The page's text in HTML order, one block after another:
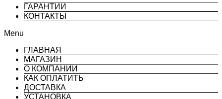
ГАРАНТИИ
КОНТАКТЫ
Menu
ГЛАВНАЯ
МАГАЗИН
О КОМПАНИИ
КАК ОПЛАТИТЬ
ДОСТАВКА
УСТАНОВКА